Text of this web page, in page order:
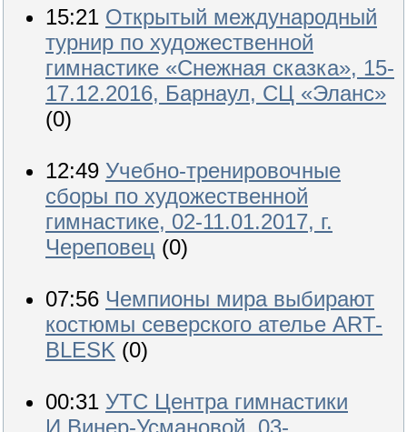
15:21 Открытый международный
турнир по художественной
гимнастике «Снежная сказка», 15-
17.12.2016, Барнаул, СЦ «Эланс»
(0)
12:49 Учебно-тренировочные
сборы по художественной
гимнастике, 02-11.01.2017, г.
Череповец (0)
07:56 Чемпионы мира выбирают
костюмы северского ателье ART-
BLESK (0)
00:31 УТС Центра гимнастики
И.Винер-Усмановой, 03-